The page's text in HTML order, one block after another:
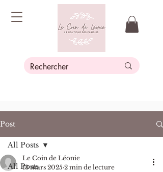
Post
All Posts
All Posts
Le Coin de Léonie
13 mars 2025 2 min de lecture